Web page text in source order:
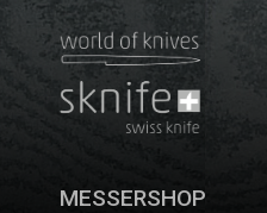
MESSERSHOP